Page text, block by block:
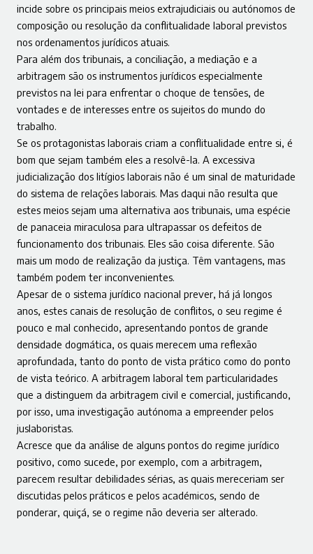
incide sobre os principais meios extrajudiciais ou autónomos de
composição ou resolução da conflitualidade laboral previstos
nos ordenamentos jurídicos atuais.
Para além dos tribunais, a conciliação, a mediação e a
arbitragem são os instrumentos jurídicos especialmente
previstos na lei para enfrentar o choque de tensões, de
vontades e de interesses entre os sujeitos do mundo do
trabalho.
Se os protagonistas laborais criam a conflitualidade entre si, é
bom que sejam também eles a resolvê-la. A excessiva
judicialização dos litígios laborais não é um sinal de maturidade
do sistema de relações laborais. Mas daqui não resulta que
estes meios sejam uma alternativa aos tribunais, uma espécie
de panaceia miraculosa para ultrapassar os defeitos de
funcionamento dos tribunais. Eles são coisa diferente. São
mais um modo de realização da justiça. Têm vantagens, mas
também podem ter inconvenientes.
Apesar de o sistema jurídico nacional prever, há já longos
anos, estes canais de resolução de conflitos, o seu regime é
pouco e mal conhecido, apresentando pontos de grande
densidade dogmática, os quais merecem uma reflexão
aprofundada, tanto do ponto de vista prático como do ponto
de vista teórico. A arbitragem laboral tem particularidades
que a distinguem da arbitragem civil e comercial, justificando,
por isso, uma investigação autónoma a empreender pelos
juslaboristas.
Acresce que da análise de alguns pontos do regime jurídico
positivo, como sucede, por exemplo, com a arbitragem,
parecem resultar debilidades sérias, as quais mereceriam ser
discutidas pelos práticos e pelos académicos, sendo de
ponderar, quiçá, se o regime não deveria ser alterado.